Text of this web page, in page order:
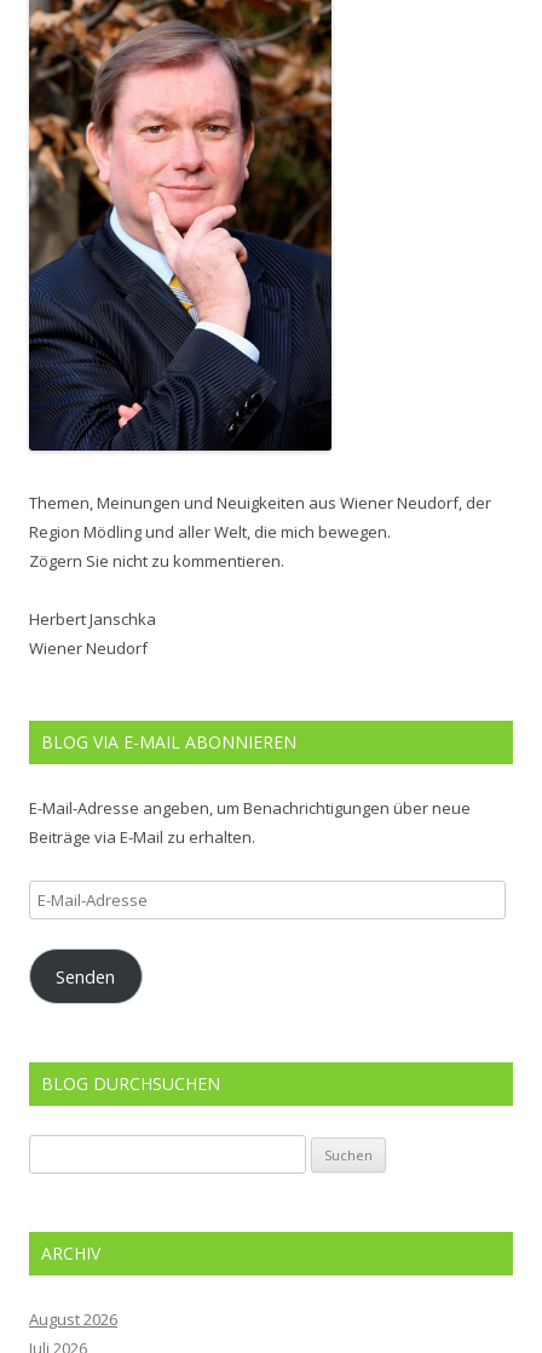
Themen, Meinungen und Neuigkeiten aus Wiener Neudorf, der
Region Mödling und aller Welt, die mich bewegen.
Zögern Sie nicht zu kommentieren.
Herbert Janschka
Wiener Neudorf
BLOG VIA E-MAIL ABONNIEREN
E-Mail-Adresse angeben, um Benachrichtigungen über neue
Beiträge via E-Mail zu erhalten.
E-
Mail-
Adresse
Senden
BLOG DURCHSUCHEN
nach:
ARCHIV
August 2026
Juli 2026